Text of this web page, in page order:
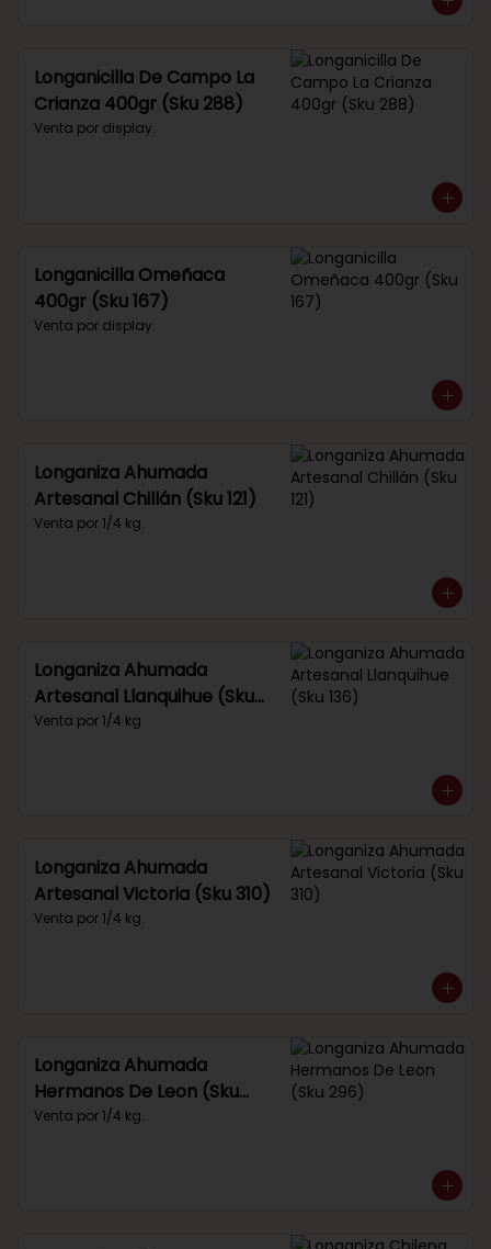
Longanicilla De Campo La
Crianza 400gr (Sku 288)
Venta por display.
Longanicilla Omeñaca
400gr (Sku 167)
Venta por display.
Longaniza Ahumada
Artesanal Chillán (Sku 121)
Venta por 1/4 kg.
Longaniza Ahumada
Artesanal Llanquihue (Sku
136)
Venta por 1/4 kg
Longaniza Ahumada
Artesanal Victoria (Sku 310)
Venta por 1/4 kg.
Longaniza Ahumada
Hermanos De Leon (Sku
296)
Venta por 1/4 kg.